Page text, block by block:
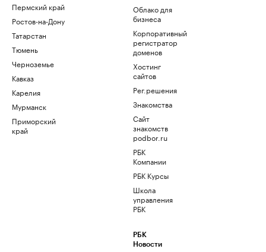
Пермский край
Ростов-на-Дону
Татарстан
Тюмень
Черноземье
Кавказ
Карелия
Мурманск
Приморский
край
Облако для
бизнеса
Корпоративный
регистратор
доменов
Хостинг
сайтов
Рег.решения
Знакомства
Сайт
знакомств
podbor.ru
РБК
Компании
РБК Курсы
Школа
управления
РБК
РБК
Новости